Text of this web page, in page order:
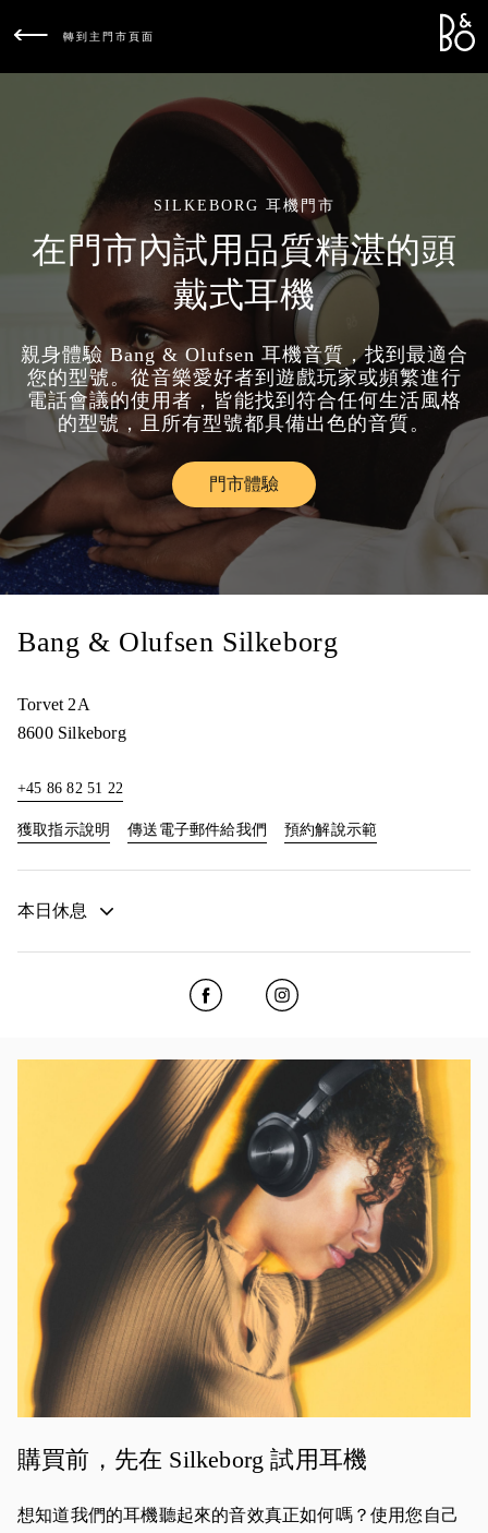
轉到主門市頁面
SILKEBORG 耳機門市
在門市內試用品質精湛的頭
戴式耳機
親身體驗 Bang & Olufsen 耳機音質，找到最適合
您的型號。從音樂愛好者到遊戲玩家或頻繁進行
電話會議的使用者，皆能找到符合任何生活風格
的型號，且所有型號都具備出色的音質。
門市體驗Link Opens in New Tab
Bang & Olufsen Silkeborg
Torvet 2A
8600 Silkeborg
+45 86 82 51 22
獲取指示說明 Link Opens in New Tab
傳送電子郵件給我們 預約解說示範
本日休息
Click to open Facebook
Link Opens in New Tab
Click to open Instagram
Link Opens in New Tab
購買前，先在 Silkeborg 試用耳機
想知道我們的耳機聽起來的音效真正如何嗎？使用您自己